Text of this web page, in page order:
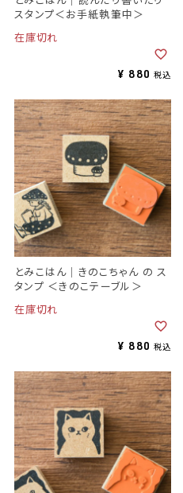
スタンプ＜お手紙執筆中＞
在庫切れ
¥ 880 税込
とみこはん｜きのこちゃん の ス
タンプ ＜きのこテーブル＞
在庫切れ
¥ 880 税込